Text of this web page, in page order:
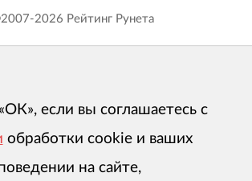
2026 Рейтинг Рунета
если вы соглашаетесь с
обработки cookie и ваших
на сайте,